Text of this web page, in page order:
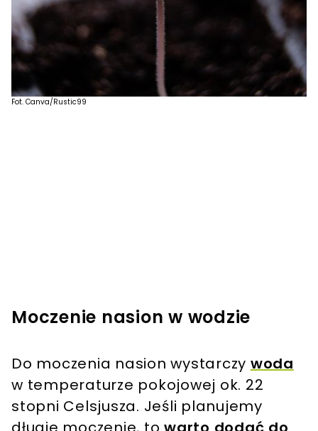
Fot. Canva/Rustic99
Moczenie nasion w wodzie
Do moczenia nasion wystarczy woda
w temperaturze pokojowej ok. 22
stopni Celsjusza. Jeśli planujemy